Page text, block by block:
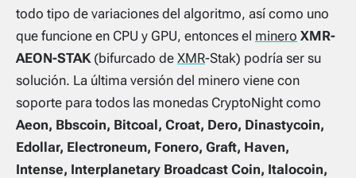
todo tipo de variaciones del algoritmo, así como uno
que funcione en CPU y GPU, entonces el minero XMR-
AEON-STAK (bifurcado de XMR-Stak) podría ser su
solución. La última versión del minero viene con
soporte para todos las monedas CryptoNight como
Aeon, Bbscoin, Bitcoal, Croat, Dero, Dinastycoin,
Edollar, Electroneum, Fonero, Graft, Haven,
Intense, Interplanetary Broadcast Coin, Italocoin,